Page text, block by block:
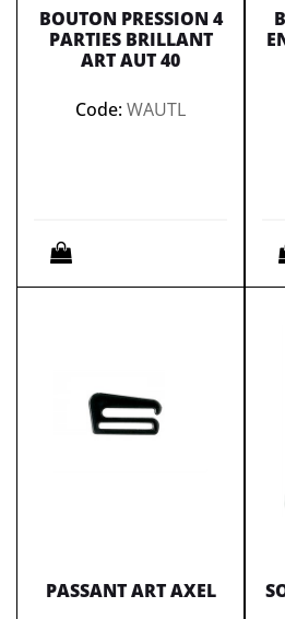
BOUTON PRESSION 4
PARTIES BRILLANT
ART AUT 40
Code:WAUTL
Quantità
PASSANT ART AXEL